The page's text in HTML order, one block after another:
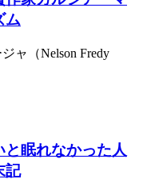
ム
ャ（Nelson Fredy
眠れなかった人
記